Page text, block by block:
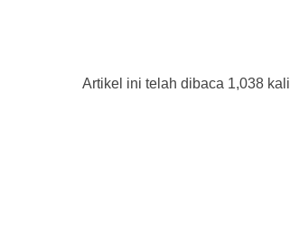
Artikel ini telah dibaca 1,038 kali